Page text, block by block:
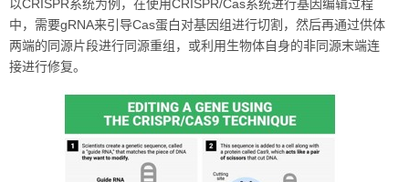
以CRISPR系统为例，在使用CRISPR/Cas系统进行基因编辑过程
中，需要gRNA来引导Cas蛋白对基因组进行切割，然后再通过供体
两端的同源片段进行同源重组，或利用生物体自身的非同源末端连
接进行修复。